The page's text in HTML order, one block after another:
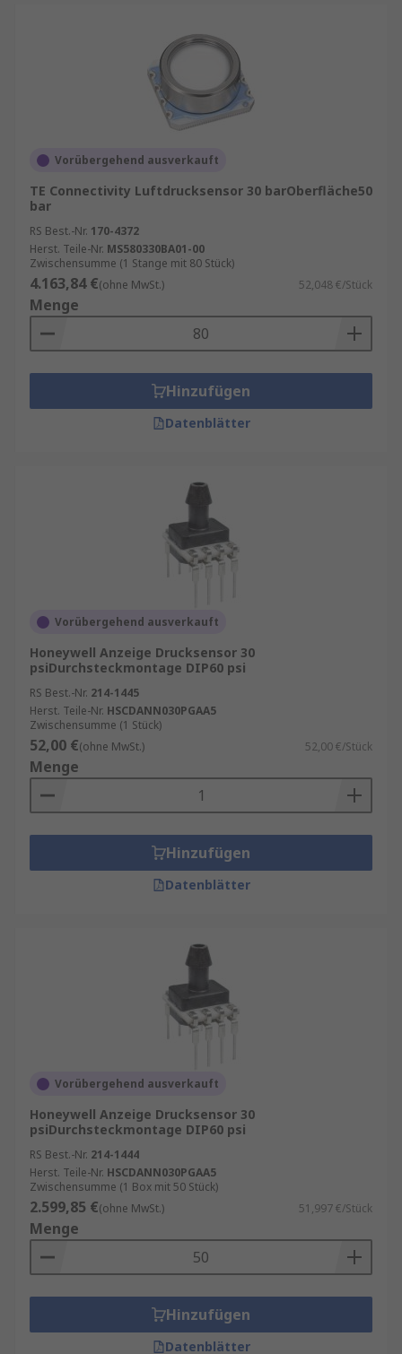
Vorübergehend ausverkauft
TE Connectivity Luftdrucksensor 30 barOberfläche50
bar
RS Best.-Nr. 170-4372
Herst. Teile-Nr. MS580330BA01-00
Zwischensumme (1 Stange mit 80 Stück)
4.163,84 €(ohne MwSt.) 52,048 €/Stück
Menge
Hinzufügen
Datenblätter
Vorübergehend ausverkauft
Honeywell Anzeige Drucksensor 30
psiDurchsteckmontage DIP60 psi
RS Best.-Nr. 214-1445
Herst. Teile-Nr. HSCDANN030PGAA5
Zwischensumme (1 Stück)
52,00 €(ohne MwSt.) 52,00 €/Stück
Menge
Hinzufügen
Datenblätter
Vorübergehend ausverkauft
Honeywell Anzeige Drucksensor 30
psiDurchsteckmontage DIP60 psi
RS Best.-Nr. 214-1444
Herst. Teile-Nr. HSCDANN030PGAA5
Zwischensumme (1 Box mit 50 Stück)
2.599,85 €(ohne MwSt.) 51,997 €/Stück
Menge
Hinzufügen
Datenblätter